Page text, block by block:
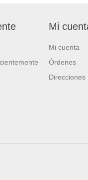
Mi
Mi cuenta
Órdenes
Direcciones